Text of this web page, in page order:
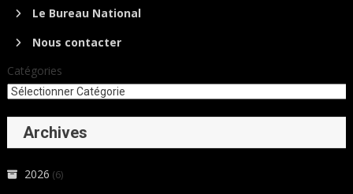
Le Bureau National
Nous contacter
Catégories
Archives
2026 (6)